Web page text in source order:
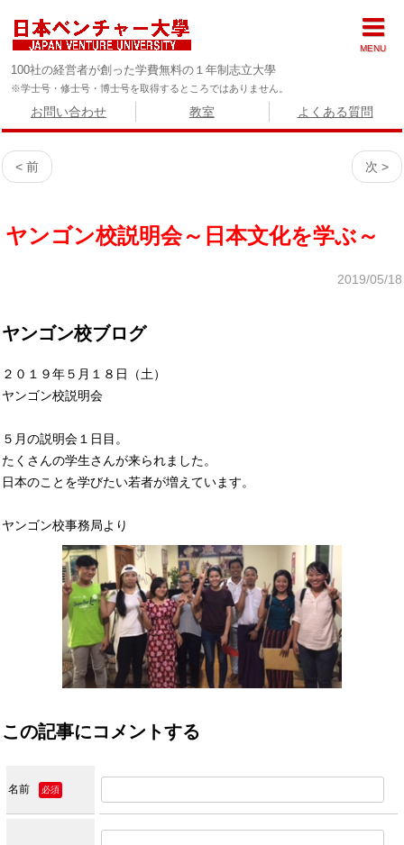
100社の経営者が創った学費無料の１年制志立大學
※学士号・修士号・博士号を取得するところではありません。
お問い合わせ 教室 よくある質問
< 前 次 >
ヤンゴン校説明会～日本文化を学ぶ～
2019/05/18
ヤンゴン校ブログ
２０１９年５月１８日（土）
ヤンゴン校説明会
５月の説明会１日目。
たくさんの学生さんが来られました。
日本のことを学びたい若者が増えています。
ヤンゴン校事務局より
この記事にコメントする
名前 必須
MENU